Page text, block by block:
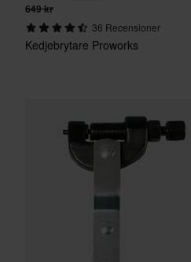
649 kr
36 Recensioner
Kedjebrytare Proworks